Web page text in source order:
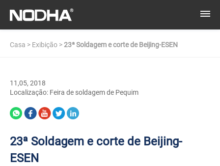
Casa > Exibição >23ª Soldagem e corte de Beijing-ESEN
11,05, 2018
Localização: Feira de soldagem de Pequim
23ª Soldagem e corte de Beijing-
ESEN